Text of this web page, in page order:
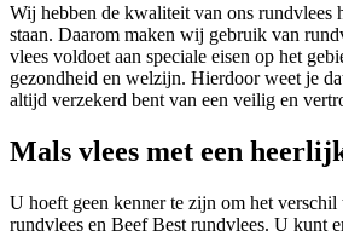
Wij hebben de kwaliteit van ons rundvlees
staan. Daarom maken wij gebruik van
vlees voldoet aan speciale eisen op het
gezondheid en welzijn. Hierdoor weet je
altijd verzekerd bent van een veilig en
Mals vlees met een
U hoeft geen kenner te zijn om het verschil
rundvlees en Beef Best rundvlees. U kunt